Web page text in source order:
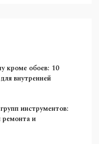
кроме обоев: 10
внутренней
инструментов:
ремонта и